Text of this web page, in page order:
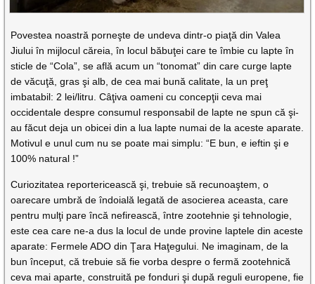
Povestea noastră porneşte de undeva dintr-o piaţă din Valea
Jiului în mijlocul căreia, în locul băbuţei care te îmbie cu lapte în
sticle de “Cola”, se află acum un “tonomat” din care curge lapte
de văcuţă, gras şi alb, de cea mai bună calitate, la un preţ
imbatabil: 2 lei/litru. Câţiva oameni cu concepţii ceva mai
occidentale despre consumul responsabil de lapte ne spun că şi-
au făcut deja un obicei din a lua lapte numai de la aceste aparate.
Motivul e unul cum nu se poate mai simplu: “E bun, e ieftin şi e
100% natural !”
Curiozitatea reportericească şi, trebuie să recunoaştem, o
oarecare umbră de îndoială legată de asocierea aceasta, care
pentru mulţi pare încă nefirească, între zootehnie şi tehnologie,
este cea care ne-a dus la locul de unde provine laptele din aceste
aparate: Fermele ADO din Ţara Haţegului. Ne imaginam, de la
bun început, că trebuie să fie vorba despre o fermă zootehnică
ceva mai aparte, construită pe fonduri şi după reguli europene, fie